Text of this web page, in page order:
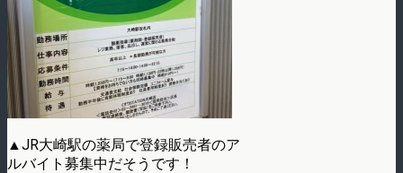
▲JR大崎駅の薬局で登録販売者のア
ルバイト募集中だそうです！